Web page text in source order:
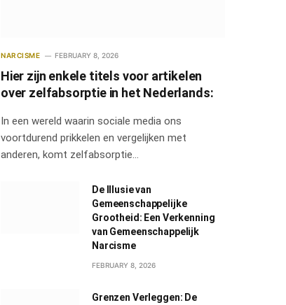
NARCISME FEBRUARY 8, 2026
Hier zijn enkele titels voor artikelen
over zelfabsorptie in het Nederlands:
In een wereld waarin sociale media ons
voortdurend prikkelen en vergelijken met
anderen, komt zelfabsorptie…
De Illusie van
Gemeenschappelijke
Grootheid: Een Verkenning
van Gemeenschappelijk
Narcisme
FEBRUARY 8, 2026
Grenzen Verleggen: De